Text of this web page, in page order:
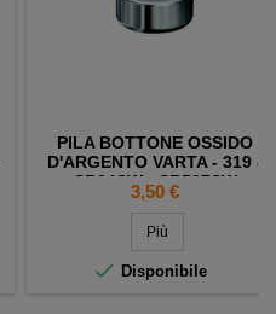
PILA BOTTONE OSSIDO
D'ARGENTO VARTA - 319 -
SR64SW - SR527SW
Prezzo
3,50 €
Più
 Disponibile